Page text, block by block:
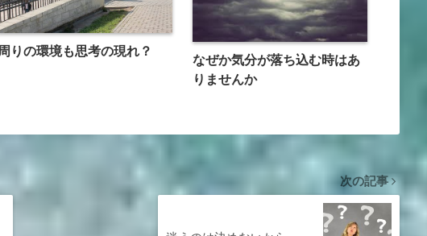
周りの環境も思考の現れ？
なぜか気分が落ち込む時はあ
りませんか
次の記事